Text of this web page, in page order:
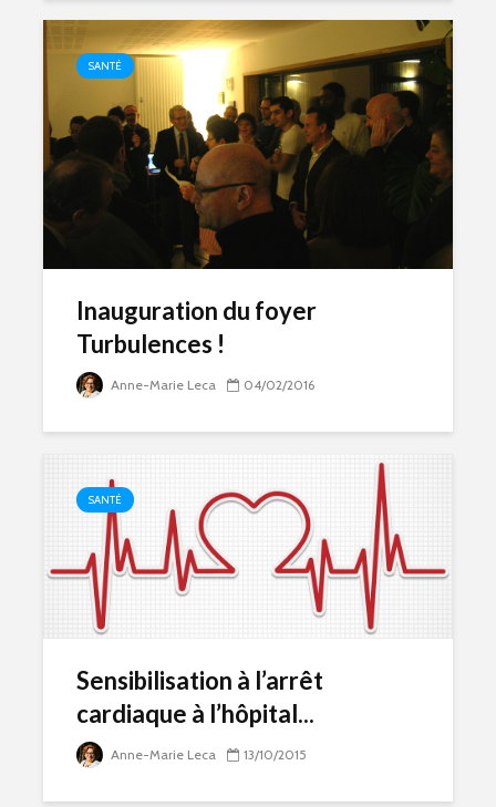
SANTÉ
Inauguration du foyer
Turbulences !
Anne-Marie Leca 04/02/2016
SANTÉ
Sensibilisation à l’arrêt
cardiaque à l’hôpital...
Anne-Marie Leca 13/10/2015